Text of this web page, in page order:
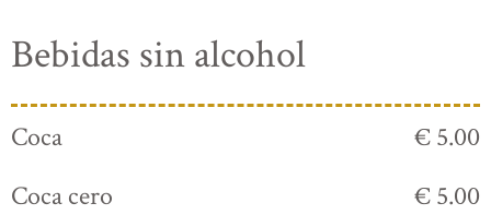
Bebidas sin alcohol
Coca
€ 5.00
Coca cero
€ 5.00